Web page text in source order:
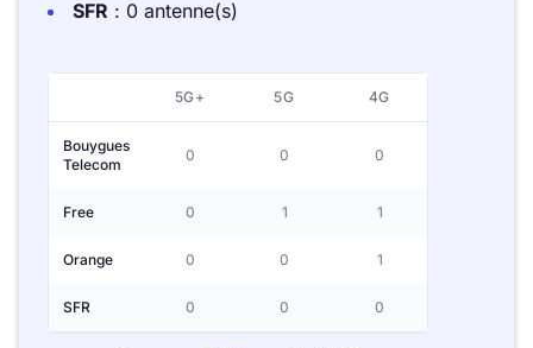
SFR : 0 antenne(s)
5G+ 5G 4G
Bouygues
Telecom
0 0 0
Free 0 1 1
Orange 0 0 1
SFR 0 0 0